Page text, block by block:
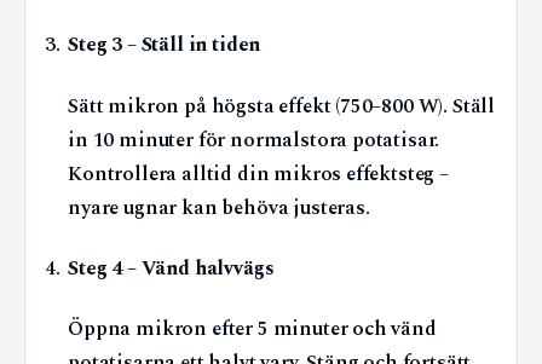
Steg 3 – Ställ in tiden
Sätt mikron på högsta effekt (750–800 W). Ställ
in 10 minuter för normalstora potatisar.
Kontrollera alltid din mikros effektsteg –
nyare ugnar kan behöva justeras.
Steg 4 – Vänd halvvägs
Öppna mikron efter 5 minuter och vänd